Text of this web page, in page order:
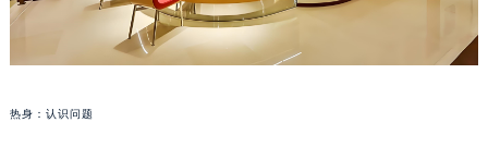
热身：认识问题